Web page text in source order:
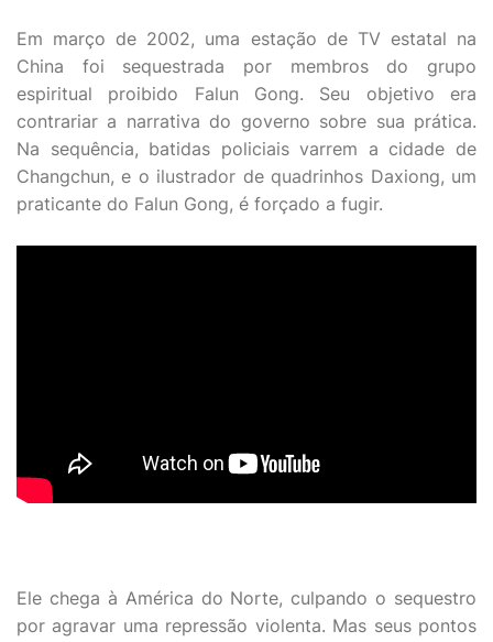
Em março de 2002, uma estação de TV estatal na
China foi sequestrada por membros do grupo
espiritual proibido Falun Gong. Seu objetivo era
contrariar a narrativa do governo sobre sua prática.
Na sequência, batidas policiais varrem a cidade de
Changchun, e o ilustrador de quadrinhos Daxiong, um
praticante do Falun Gong, é forçado a fugir.
Ele chega à América do Norte, culpando o sequestro
por agravar uma repressão violenta. Mas seus pontos